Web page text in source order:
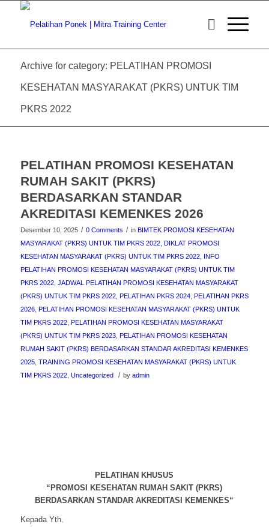
Archive for category: PELATIHAN PROMOSI
KESEHATAN MASYARAKAT (PKRS) UNTUK TIM
PKRS 2022
PELATIHAN PROMOSI KESEHATAN
RUMAH SAKIT (PKRS)
BERDASARKAN STANDAR
AKREDITASI KEMENKES 2026
Desember 10, 2025 / 0 Comments / in BIMTEK PROMOSI KESEHATAN
MASYARAKAT (PKRS) UNTUK TIM PKRS 2022, DIKLAT PROMOSI
KESEHATAN MASYARAKAT (PKRS) UNTUK TIM PKRS 2022, INFO
PELATIHAN PROMOSI KESEHATAN MASYARAKAT (PKRS) UNTUK TIM
PKRS 2022, JADWAL PELATIHAN PROMOSI KESEHATAN MASYARAKAT
(PKRS) UNTUK TIM PKRS 2022, PELATIHAN PKRS 2024, PELATIHAN PKRS
2026, PELATIHAN PROMOSI KESEHATAN MASYARAKAT (PKRS) UNTUK
TIM PKRS 2022, PELATIHAN PROMOSI KESEHATAN MASYARAKAT
(PKRS) UNTUK TIM PKRS 2023, PELATIHAN PROMOSI KESEHATAN
RUMAH SAKIT (PKRS) BERDASARKAN STANDAR AKREDITASI KEMENKES
2025, TRAINING PROMOSI KESEHATAN MASYARAKAT (PKRS) UNTUK
TIM PKRS 2022, Uncategorized / by admin
PELATIHAN KHUSUS
“PROMOSI KESEHATAN RUMAH SAKIT (PKRS)
BERDASARKAN STANDAR AKREDITASI KEMENKES“
Kepada Yth.